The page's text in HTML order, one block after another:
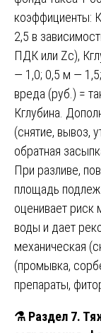
коэффициенты:
2,5 в
ПДК или Zc),
— 1,0; 0,5 м —
вреда (руб.) =
Кглубина.
(снятие, вывоз,
обратная
При разливе,
площадь
оценивает риск
воды и дает
механическая
(промывка,
препараты,
⚗️ Раздел 7.